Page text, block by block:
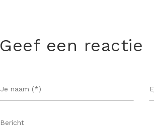
Geef een reactie